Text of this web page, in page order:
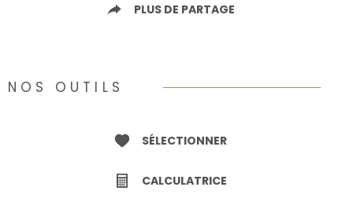
PLUS DE PARTAGE
NOS OUTILS
SÉLECTIONNER
CALCULATRICE